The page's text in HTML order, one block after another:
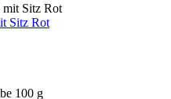
Sitz Rot